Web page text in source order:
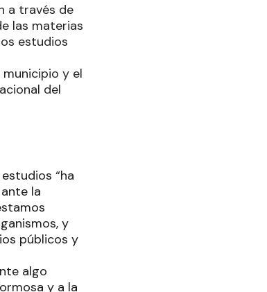
a través de
las materias
estudios
y el
del
“ha
la
y
públicos y
algo
y a la